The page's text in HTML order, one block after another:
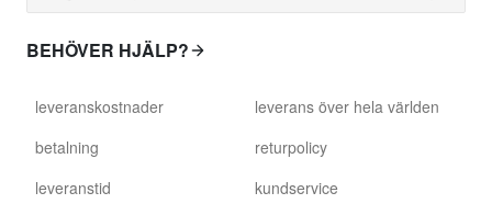
BEHÖVER HJÄLP?
leveranskostnader
betalning
leveranstid
leverans över hela världen
returpolicy
kundservice